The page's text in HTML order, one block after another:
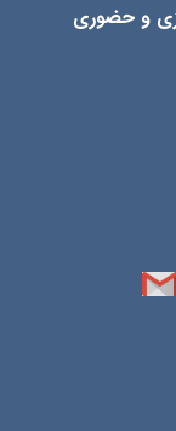
و حضوری